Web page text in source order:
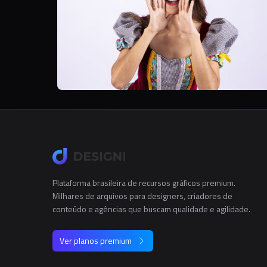
Plataforma brasileira de recursos gráficos premium.
Milhares de arquivos para designers, criadores de
conteúdo e agências que buscam qualidade e agilidade.
Ver planos premium